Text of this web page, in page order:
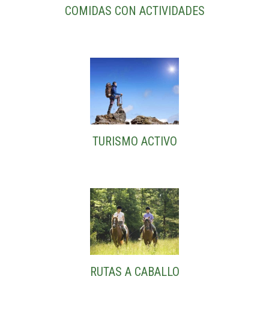
COMIDAS CON ACTIVIDADES
TURISMO ACTIVO
RUTAS A CABALLO